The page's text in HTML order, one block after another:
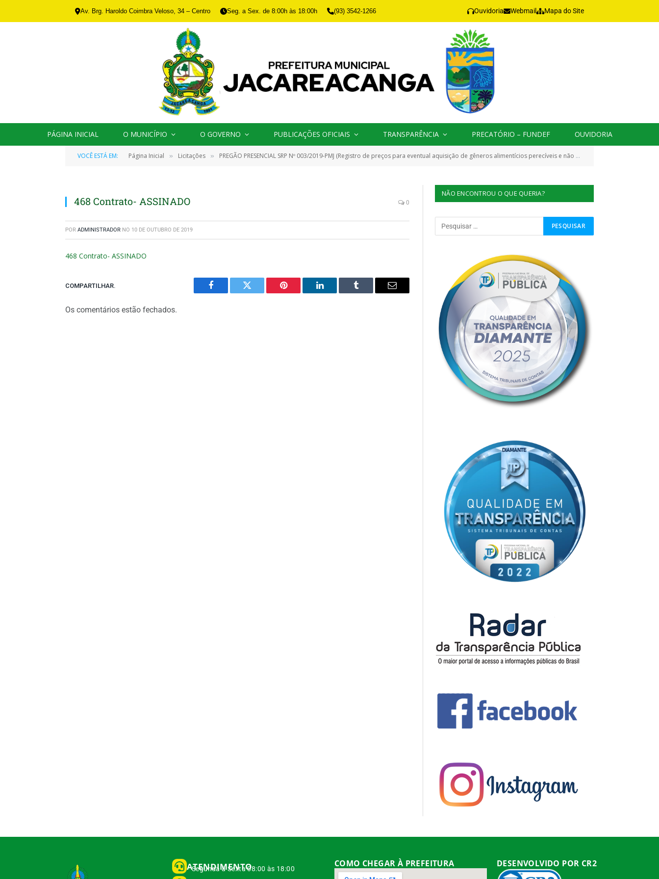
Av. Brg. Haroldo Coimbra Veloso, 34 – Centro Seg. a Sex. de 8:00h às 18:00h (93) 3542-1266 Ouvidoria Webmail Mapa do Site
PÁGINA INICIAL O MUNICÍPIO O GOVERNO PUBLICAÇÕES OFICIAIS TRANSPARÊNCIA PRECATÓRIO – FUNDEF OUVIDORIA
VOCÊ ESTÁ EM: Página Inicial » Licitações » PREGÃO PRESENCIAL SRP Nº 003/2019-PMJ (Registro de preços para eventual aquisição de gêneros alimentícios perecíveis e não perecíveis para a merenda escolar, destinados aos alunos da rede municipal (Ensino infantil, Fundamental, Médio, EJA e Escolas Indígenas))
468 Contrato- ASSINADO 0
POR ADMINISTRADOR NO 10 DE OUTUBRO DE 2019
468 Contrato- ASSINADO
COMPARTILHAR.
Facebook Twitter Pinterest
O
Tumblr
E-
Os comentários estão fechados.
NÃO ENCONTROU O QUE QUERIA?
ATENDIMENTO
Segunda à Sexta 08:00 às 18:00 COMO CHEGAR À PREFEITURA DESENVOLVIDO POR CR2